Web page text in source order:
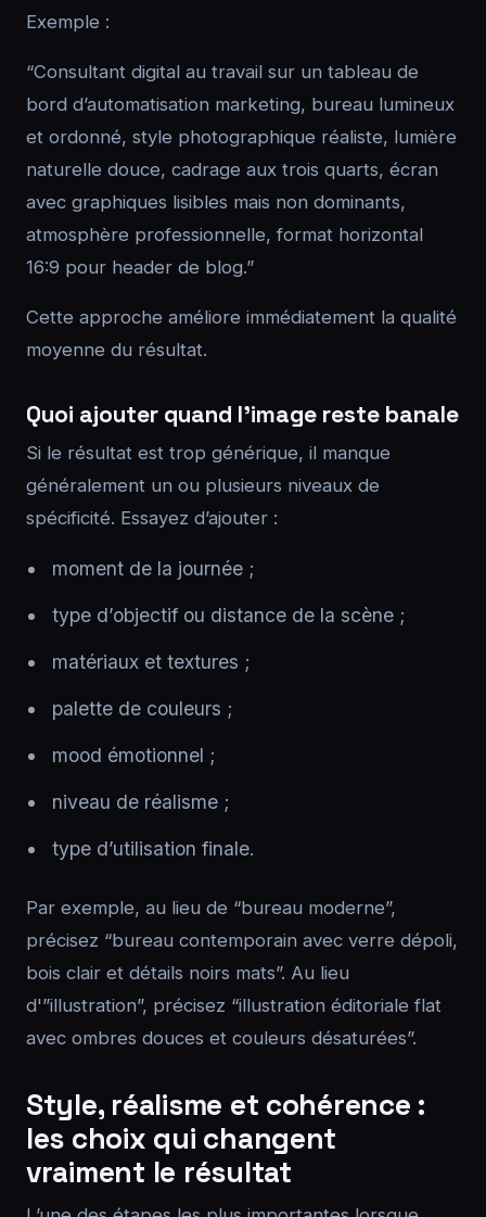
Exemple :
“Consultant digital au travail sur un tableau de
bord d’automatisation marketing, bureau lumineux
et ordonné, style photographique réaliste, lumière
naturelle douce, cadrage aux trois quarts, écran
avec graphiques lisibles mais non dominants,
atmosphère professionnelle, format horizontal
16:9 pour header de blog.”
Cette approche améliore immédiatement la qualité
moyenne du résultat.
Quoi ajouter quand l’image reste banale
Si le résultat est trop générique, il manque
généralement un ou plusieurs niveaux de
spécificité. Essayez d’ajouter :
moment de la journée ;
type d’objectif ou distance de la scène ;
matériaux et textures ;
palette de couleurs ;
mood émotionnel ;
niveau de réalisme ;
type d’utilisation finale.
Par exemple, au lieu de “bureau moderne”,
précisez “bureau contemporain avec verre dépoli,
bois clair et détails noirs mats”. Au lieu
d'”illustration”, précisez “illustration éditoriale flat
avec ombres douces et couleurs désaturées”.
Style, réalisme et cohérence :
les choix qui changent
vraiment le résultat